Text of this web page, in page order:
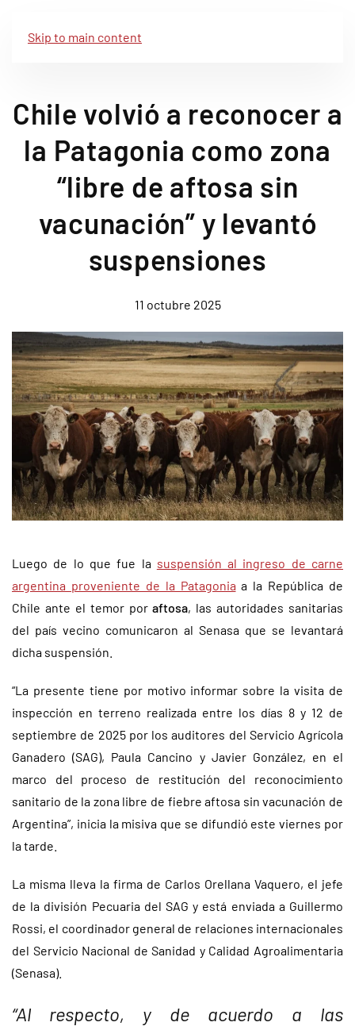
Skip to main content
Chile volvió a reconocer a
la Patagonia como zona
“libre de aftosa sin
vacunación” y levantó
suspensiones
11 octubre 2025
Luego de lo que fue la suspensión al ingreso de carne
argentina proveniente de la Patagonia a la República de
Chile ante el temor poraftosa, las autoridades sanitarias
del país vecino comunicaron al Senasa que se levantará
dicha suspensión.
“La presente tiene por motivo informar sobre la visita de
inspección en terreno realizada entre los días 8 y 12 de
septiembre de 2025 por los auditores del Servicio Agrícola
Ganadero (SAG), Paula Cancino y Javier González, en el
marco del proceso de restitución del reconocimiento
sanitario de la zona libre de fiebre aftosa sin vacunación de
Argentina”, inicia la misiva que se difundió este viernes por
la tarde.
La misma lleva la firma de Carlos Orellana Vaquero, el jefe
de la división Pecuaria del SAG y está enviada a Guillermo
Rossi, el coordinador general de relaciones internacionales
del Servicio Nacional de Sanidad y Calidad Agroalimentaria
(Senasa).
“Al respecto, y de acuerdo a las